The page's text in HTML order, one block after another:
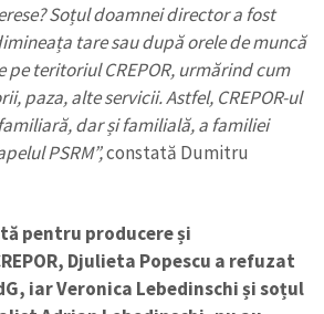
Soțul doamnei director a fost
tare sau după orele de muncă
pe teritoriul CREPOR, urmărind cum
paza, alte servicii. Astfel, CREPOR-ul
dar și familială, a familiei
PSRM”,constată Dumitru
pentru producere și
Djulieta Popescu a refuzat
iar Veronica Lebedinschi și soțul